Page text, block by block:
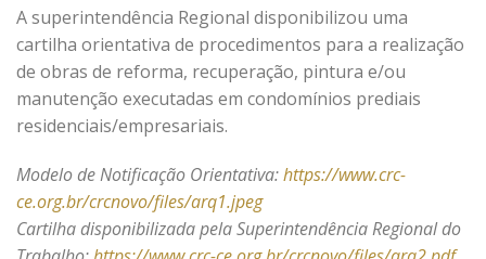
A superintendência Regional disponibilizou uma
cartilha orientativa de procedimentos para a realização
de obras de reforma, recuperação, pintura e/ou
manutenção executadas em condomínios prediais
residenciais/empresariais.
Modelo de Notificação Orientativa:https://www.crc-
ce.org.br/crcnovo/files/arq1.jpeg
Cartilha disponibilizada pela Superintendência Regional do